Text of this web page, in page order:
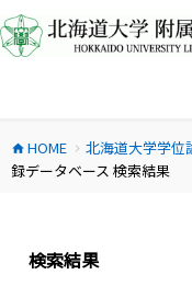
ン
テ
ス
キ
home HOME chevron_right 北海道大学学位
録データベース 検索結果
検索結果